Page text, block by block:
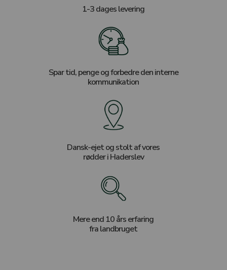
1-3 dages levering
Spar tid, penge og forbedre den interne
kommunikation
Dansk-ejet og stolt af vores
rødder i Haderslev
Mere end 10 års erfaring
fra landbruget